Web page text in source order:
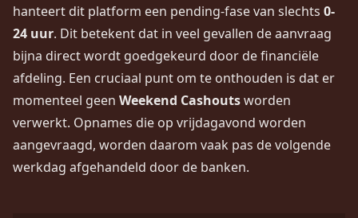
hanteert dit platform een pending-fase van slechts 0-
24 uur. Dit betekent dat in veel gevallen de aanvraag
bijna direct wordt goedgekeurd door de financiële
afdeling. Een cruciaal punt om te onthouden is dat er
momenteel geen Weekend Cashoutsworden
verwerkt. Opnames die op vrijdagavond worden
aangevraagd, worden daarom vaak pas de volgende
werkdag afgehandeld door de banken.